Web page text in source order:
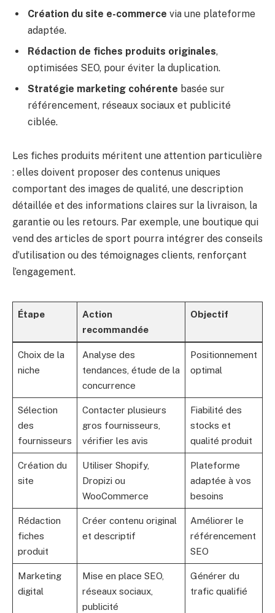
Création du site e-commerce via une plateforme
adaptée.
Rédaction de fiches produits originales,
optimisées SEO, pour éviter la duplication.
Stratégie marketing cohérente basée sur
référencement, réseaux sociaux et publicité
ciblée.
Les fiches produits méritent une attention particulière
: elles doivent proposer des contenus uniques
comportant des images de qualité, une description
détaillée et des informations claires sur la livraison, la
garantie ou les retours. Par exemple, une boutique qui
vend des articles de sport pourra intégrer des conseils
d’utilisation ou des témoignages clients, renforçant
l’engagement.
Étape
Action
recommandée
Objectif
Choix de la
niche
Analyse des
tendances, étude de la
concurrence
Positionnement
optimal
Sélection
des
fournisseurs
Contacter plusieurs
gros fournisseurs,
vérifier les avis
Fiabilité des
stocks et
qualité produit
Création du
site
Utiliser Shopify,
Dropizi ou
WooCommerce
Plateforme
adaptée à vos
besoins
Rédaction
fiches
produit
Créer contenu original
et descriptif
Améliorer le
référencement
SEO
Marketing
digital
Mise en place SEO,
réseaux sociaux,
publicité
Générer du
trafic qualifié